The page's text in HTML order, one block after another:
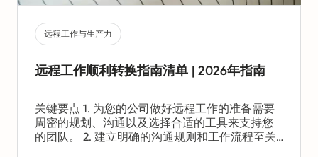
远程工作与生产力
远程工作顺利转换指南清单 | 2026年指南
关键要点 1. 为您的公司做好远程工作的准备需要
周密的规划、沟通以及选择合适的工具来支持您
的团队。 2. 建立明确的沟通规则和工作流程至关